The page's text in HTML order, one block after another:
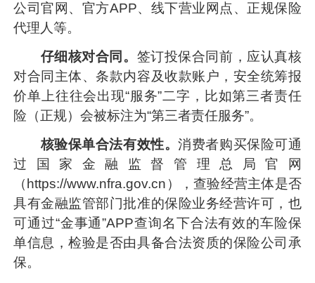
公司官网、官方APP、线下营业网点、正规保险
代理人等。
仔细核对合同。 签订投保合同前，应认真核
对合同主体、条款内容及收款账户，安全统筹报
价单上往往会出现“服务”二字，比如第三者责任
险（正规）会被标注为“第三者责任服务”。
核验保单合法有效性。消费者购买保险可通
过国家金融监督管理总局官网
（https://www.nfra.gov.cn），查验经营主体是否
具有金融监管部门批准的保险业务经营许可，也
可通过“金事通”APP查询名下合法有效的车险保
单信息，检验是否由具备合法资质的保险公司承
保。